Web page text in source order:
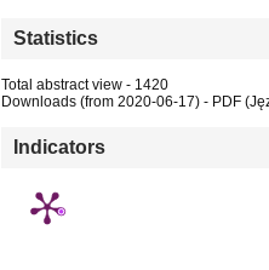
Statistics
Total abstract view - 1420
Downloads (from 2020-06-17) - PDF
Indicators